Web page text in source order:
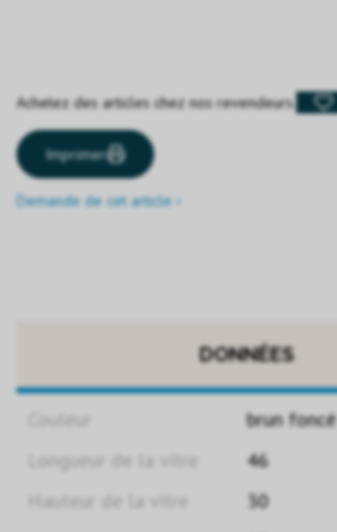
Achetez des articles chez nos revendeurs.
Imprimer
Demande de cet article ›
DONNÉES
Couleur
brun foncé
Longueur de la vitre
46
Hauteur de la vitre
30